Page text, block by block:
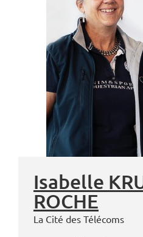
Isabelle
ROCHE
La Cité des Télécoms